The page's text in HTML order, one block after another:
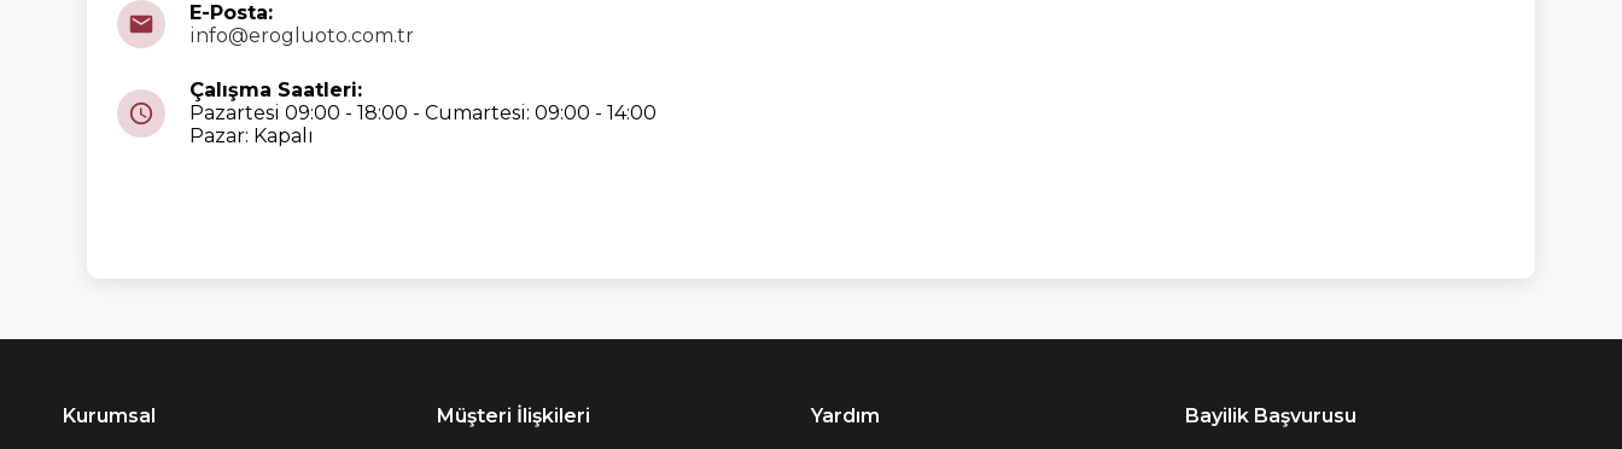
E-Posta:
info@erogluoto.com.tr
Çalışma Saatleri:
Pazartesi 09:00 - 18:00 - Cumartesi: 09:00 - 14:00
Pazar: Kapalı
Kurumsal Müşteri İlişkileri Yardım Bayilik Başvurusu